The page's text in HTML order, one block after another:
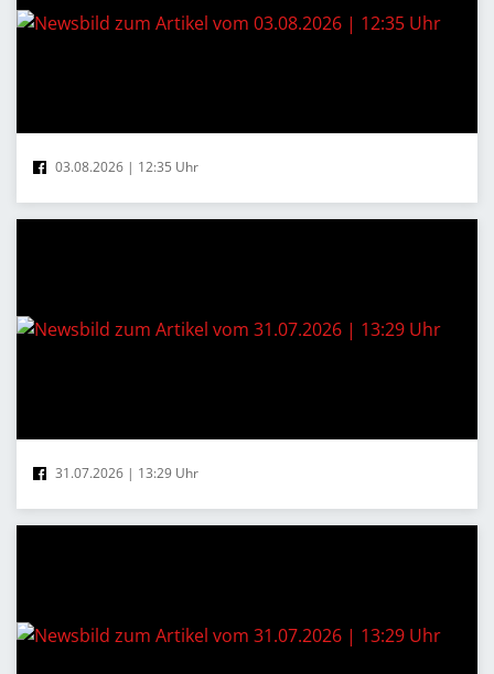
03.08.2026 | 12:35 Uhr
31.07.2026 | 13:29 Uhr